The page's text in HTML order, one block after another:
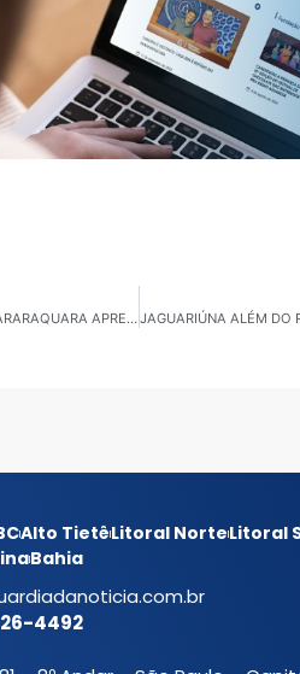
REGIONALIZAÇÃO DA ASSISTÊNCIA SOCIAL: CONSÓRCIO LIDERADO POR ARARAQUARA APRESENTA MODELO DE PROTEÇÃO A VULNERÁVEIS NO ANHEMBI
Alto TietêLitoral NorteLitoral
Bahia
4492